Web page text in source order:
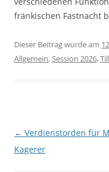
fränkischen Fastnacht
Dieser Beitrag wurde am
Allgemein,Session 2026,
Beitragsnavigation
← Verdienstorden für
Kagerer